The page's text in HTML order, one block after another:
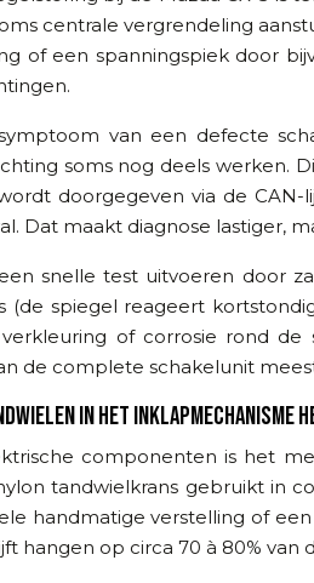
centrale vergrendeling
of een spanningspiek door
van een defecte
soms nog deels werken.
doorgegeven via de
Dat maakt diagnose lastiger,
snelle test uitvoeren door
(de spiegel reageert
verkleuring of corrosie rond
de complete schakelunit
IN HET INKLAPMECHANISME
componenten is het
tandwielkrans gebruikt in
handmatige verstelling of
hangen op circa 70 à 80%